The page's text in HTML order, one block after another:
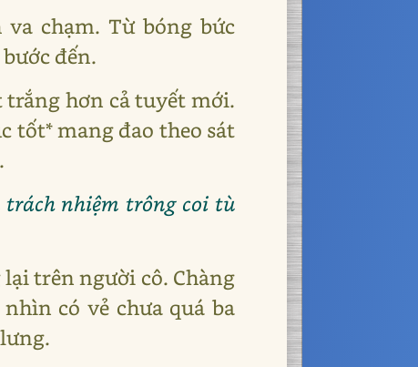
chạm. Từ bóng bức
đến.
trắng hơn cả tuyết mới.
tốt* mang đao theo sát
nhiệm trông coi tù
trên người cô. Chàng
có vẻ chưa quá ba